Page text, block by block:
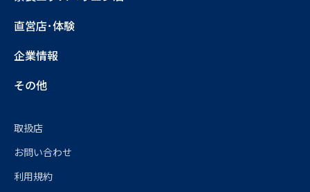
直営店･体験
企業情報
その他
取扱店
お問い合わせ
利用規約